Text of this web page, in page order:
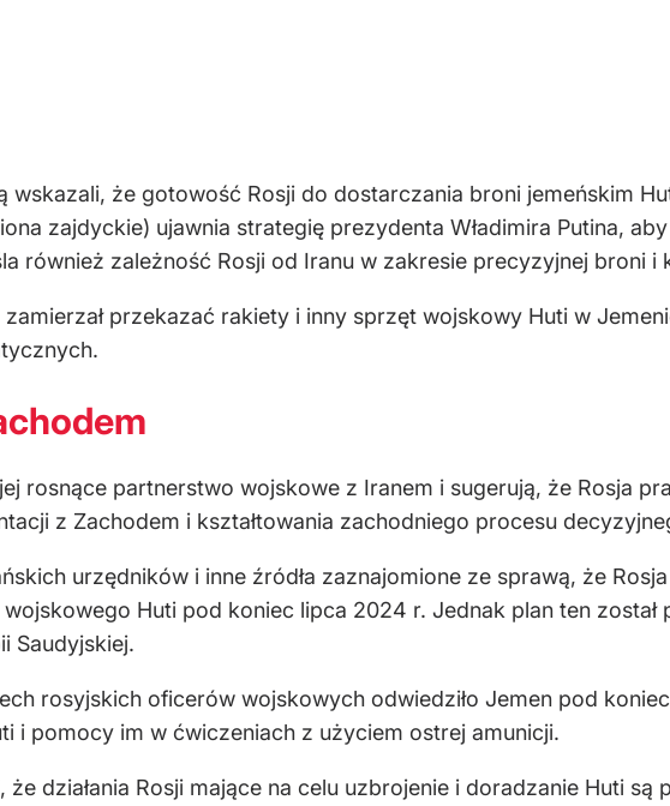
wskazali, że gotowość Rosji do dostarczania broni jemeńskim
zajdyckie) ujawnia strategię prezydenta Władimira Putina,
również zależność Rosji od Iranu w zakresie precyzyjnej broni i
przekazać rakiety i inny sprzęt wojskowy Huti w
rosnące partnerstwo wojskowe z Iranem i sugerują, że Rosja
z Zachodem i kształtowania zachodniego procesu
urzędników i inne źródła zaznajomione ze sprawą, że
Huti pod koniec lipca 2024 r. Jednak plan ten został
Saudyjskiej.
rosyjskich oficerów wojskowych odwiedziło Jemen pod
i pomocy im w ćwiczeniach z użyciem ostrej amunicji.
działania Rosji mające na celu uzbrojenie i doradzanie Huti